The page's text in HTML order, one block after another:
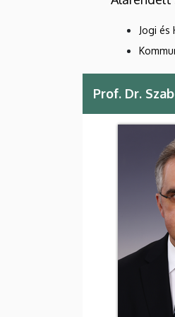
Jogi és
Prof. Dr.